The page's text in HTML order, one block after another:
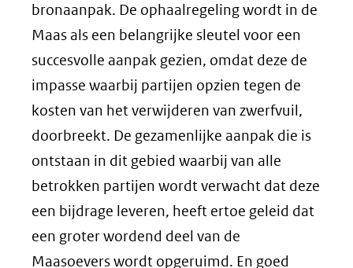
bronaanpak. De ophaalregeling wordt in de
Maas als een belangrijke sleutel voor een
succesvolle aanpak gezien, omdat deze de
impasse waarbij partijen opzien tegen de
kosten van het verwijderen van zwerfvuil,
doorbreekt. De gezamenlijke aanpak die is
ontstaan in dit gebied waarbij van alle
betrokken partijen wordt verwacht dat deze
een bijdrage leveren, heeft ertoe geleid dat
een groter wordend deel van de
Maasoevers wordt opgeruimd. En goed